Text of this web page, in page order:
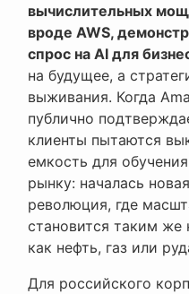
вычислительных
вроде AWS,
спрос на AI для
на будущее, а
выживания. Когда
публично
клиенты пытаются
емкость для
рынку: началась
революция, где
становится таким же
как нефть, газ или
Для российского